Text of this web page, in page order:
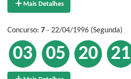
Mais Detalhes
Concurso: 7 - 22/04/1996 (Segunda)
03 05 20 21